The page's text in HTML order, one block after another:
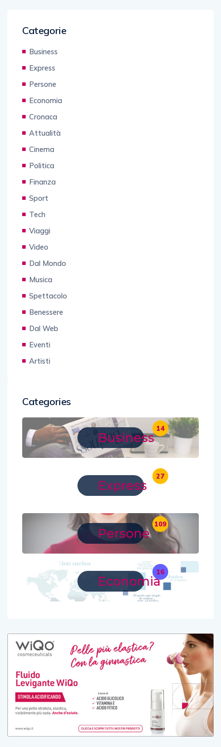
Categorie
Business
Express
Persone
Economia
Cronaca
Attualità
Cinema
Politica
Finanza
Sport
Tech
Viaggi
Video
Dal Mondo
Musica
Spettacolo
Benessere
Dal Web
Eventi
Artisti
Categories
Business
14
Express
27
Persone
109
Economia
16